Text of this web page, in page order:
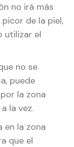
no irá más
de la piel,
utilizar el
no se
puede
la zona
la vez.
en la zona
que el